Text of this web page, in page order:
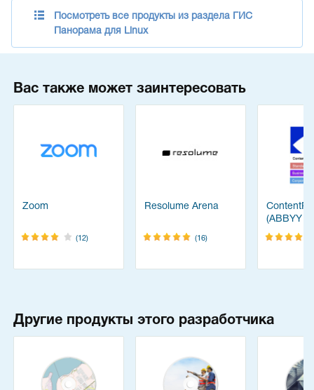
Посмотреть все продукты из раздела ГИС
Панорама для Linux
Вас также может заинтересовать
Zoom
(12)
Resolume Arena
(16)
(ABBYY
Другие продукты этого разработчика